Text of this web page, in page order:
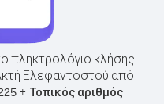
πληκτρολόγιο κλήσης
Ελεφαντοστού από
+ Τοπικός αριθμός